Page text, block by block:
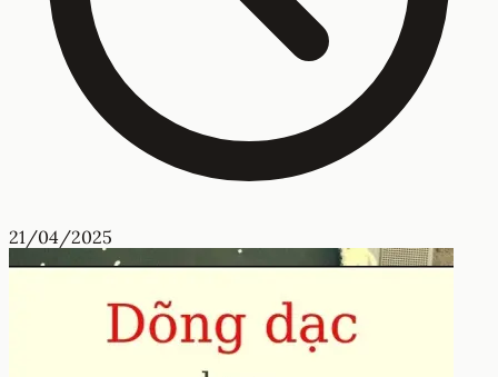
21/04/2025